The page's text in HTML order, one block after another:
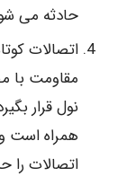
حادثه می
مقاومت با
نول قرار
همراه است
اتصالات را